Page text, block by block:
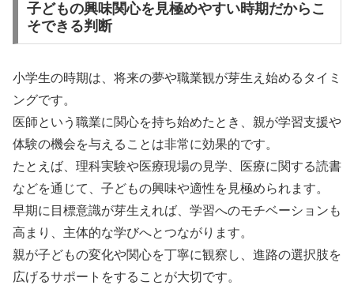
子どもの興味関心を見極めやすい時期だからこ
そできる判断
小学生の時期は、将来の夢や職業観が芽生え始めるタイミ
ングです。
医師という職業に関心を持ち始めたとき、親が学習支援や
体験の機会を与えることは非常に効果的です。
たとえば、理科実験や医療現場の見学、医療に関する読書
などを通じて、子どもの興味や適性を見極められます。
早期に目標意識が芽生えれば、学習へのモチベーションも
高まり、主体的な学びへとつながります。
親が子どもの変化や関心を丁寧に観察し、進路の選択肢を
広げるサポートをすることが大切です。